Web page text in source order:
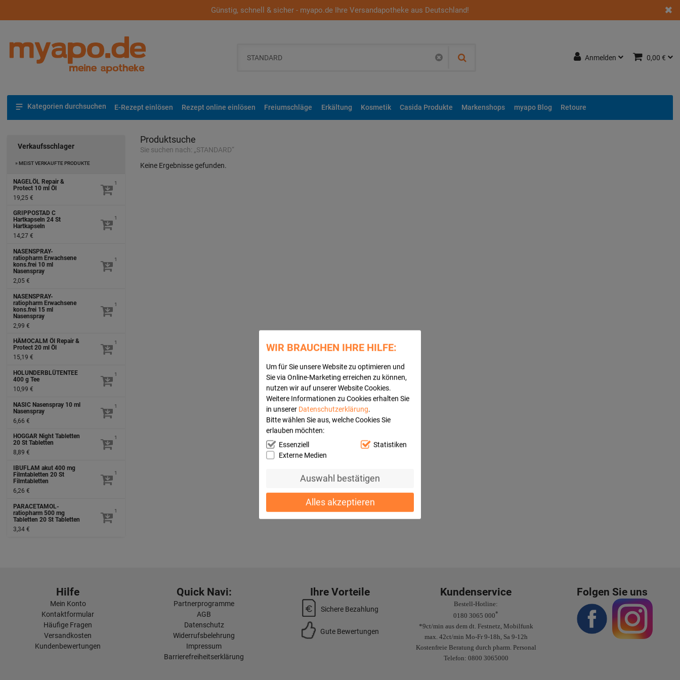
Günstig, schnell & sicher - myapo.de Ihre Versandapotheke aus Deutschland!
WIR BRAUCHEN IHRE HILFE:
Um für Sie unsere Website zu optimieren und
Sie via Online-Marketing erreichen zu können,
nutzen wir auf unserer Website Cookies.
Weitere Informationen zu Cookies erhalten Sie
in unserer Datenschutzerklärung.
Bitte wählen Sie aus, welche Cookies Sie
erlauben möchten:
Essenziell
Statistiken
Externe Medien
Auswahl bestätigen
Alles akzeptieren
Anmelden 0,00 €
Kategorien durchsuchen E-Rezept einlösen Rezept online einlösen Freiumschläge Erkältung Kosmetik Casida Produkte Markenshops myapo Blog Retoure
Produktsuche
Sie suchen nach: „STANDARD“
Keine Ergebnisse gefunden.
Verkaufsschlager
» MEIST VERKAUFTE PRODUKTE
NAGELÖL Repair &
Protect 10 ml Öl
19,25 €
1
GRIPPOSTAD C
Hartkapseln 24 St
Hartkapseln
14,27 €
1
NASENSPRAY-
ratiopharm Erwachsene
kons.frei 10 ml
Nasenspray
2,05 €
1
NASENSPRAY-
ratiopharm Erwachsene
kons.frei 15 ml
Nasenspray
2,99 €
1
HÄMOCALM Öl Repair &
Protect 20 ml Öl
15,19 €
1
HOLUNDERBLÜTENTEE
400 g Tee
10,99 €
1
NASIC Nasenspray 10 ml
Nasenspray
6,66 €
1
HOGGAR Night Tabletten
20 St Tabletten
8,89 €
1
IBUFLAM akut 400 mg
Filmtabletten 20 St
Filmtabletten
6,26 €
1
PARACETAMOL-
ratiopharm 500 mg
Tabletten 20 St Tabletten
3,34 €
1
Hilfe
Mein Konto
Kontaktformular
Häufige Fragen
Versandkosten
Kundenbewertungen
Quick Navi:
Partnerprogramme
AGB
Datenschutz
Widerrufsbelehrung
Impressum
Barrierefreiheitserklärung
Ihre Vorteile
Sichere Bezahlung
Gute Bewertungen
Kundenservice
Bestell-Hotline:
0180 3065 000*
*9ct/min aus dem dt. Festnetz, Mobilfunk
max. 42ct/min Mo-Fr 9-18h, Sa 9-12h
Kostenfreie Beratung durch pharm. Personal
Telefon: 0800 3065000
Folgen Sie uns